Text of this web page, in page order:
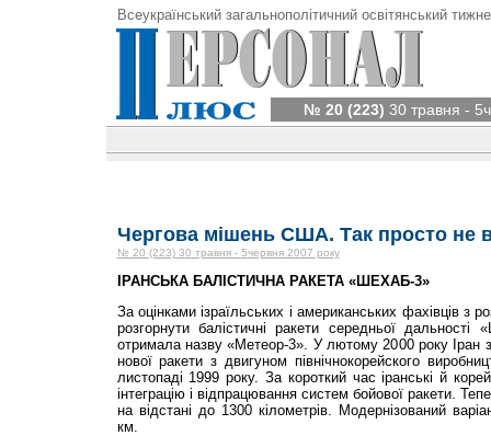
Всеукраїнський загальнополітичний освітянський
№ 20 (223) 30 травня -
Чергова мішень США. Так просто не
№ 20 (223) 30 травня - 5червня 2007 року
ІРАНСЬКА БАЛІСТИЧНА РАКЕТА «ШЕХАБ-3»
За оцінками ізраїльських і американських фахів­ців з
розгорнути балістичні ракети середньої дальності
отримала назву «Метеор-3». У лютому 2000 року Іран
нової ракети з двигуном північнокорейского
листопаді 1999 року. За короткий час іранські й
інтеграцію і відпрацювання систем бойової ракети.
на відстані до 1300 кілометрів. Модернізований
км.